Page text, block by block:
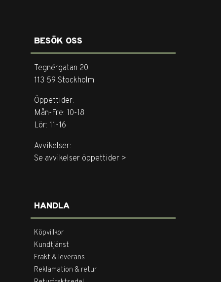
BESÖK OSS
Tegnérgatan 20
113 59 Stockholm
Öppettider:
Mån-Fre: 10-18
Lör: 11-16
Avvikelser:
Se avvikelser öppettider >
HANDLA
Köpvillkor
Kundtjänst
Frakt & leverans
Reklamation & retur